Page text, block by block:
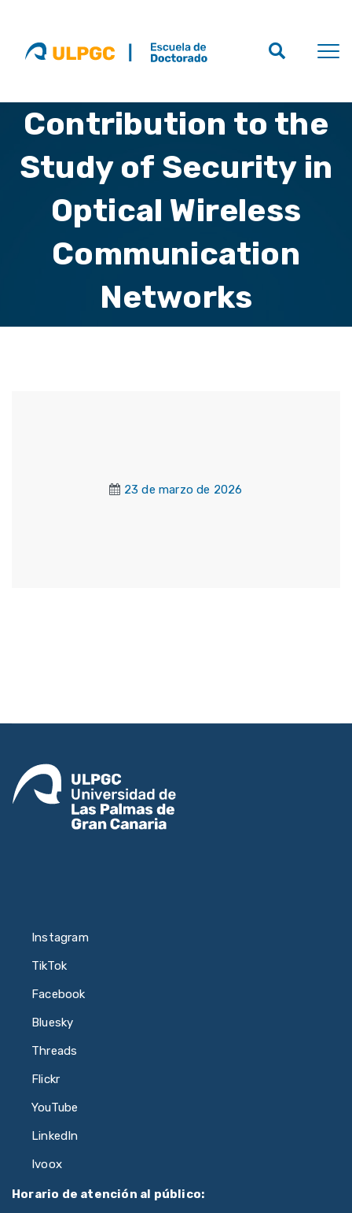
Contribution to the
Study of Security in
Optical Wireless
Communication
Networks
23 de marzo de 2026
Instagram
TikTok
Facebook
Bluesky
Threads
Flickr
YouTube
LinkedIn
Ivoox
Horario de atención al público: